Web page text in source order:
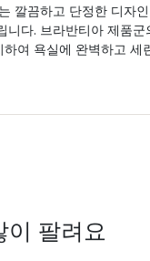
깔끔하고 단정한 디자
니다. 브라반티아 제품군
하여 욕실에 완벽하고 세
이 팔려요